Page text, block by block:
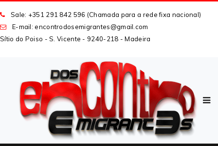
Sale: +351 291 842 596 (Chamada para a rede fixa nacional)
E-mail: encontrodosemigrantes@gmail com
Sítio do Poiso - S. Vicente - 9240-218 - Madeira